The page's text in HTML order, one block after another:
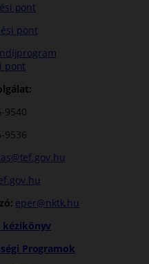
pont
pont
pont
9540
9536
eper@nktk.hu
kézikönyv
Programok